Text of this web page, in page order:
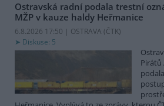
Ostravská radní podala trestní
MŽP v kauze haldy Heřmanice
6.8.2026 17:50 | OSTRAVA (ČTK)
Diskuse: 5
Pirátů